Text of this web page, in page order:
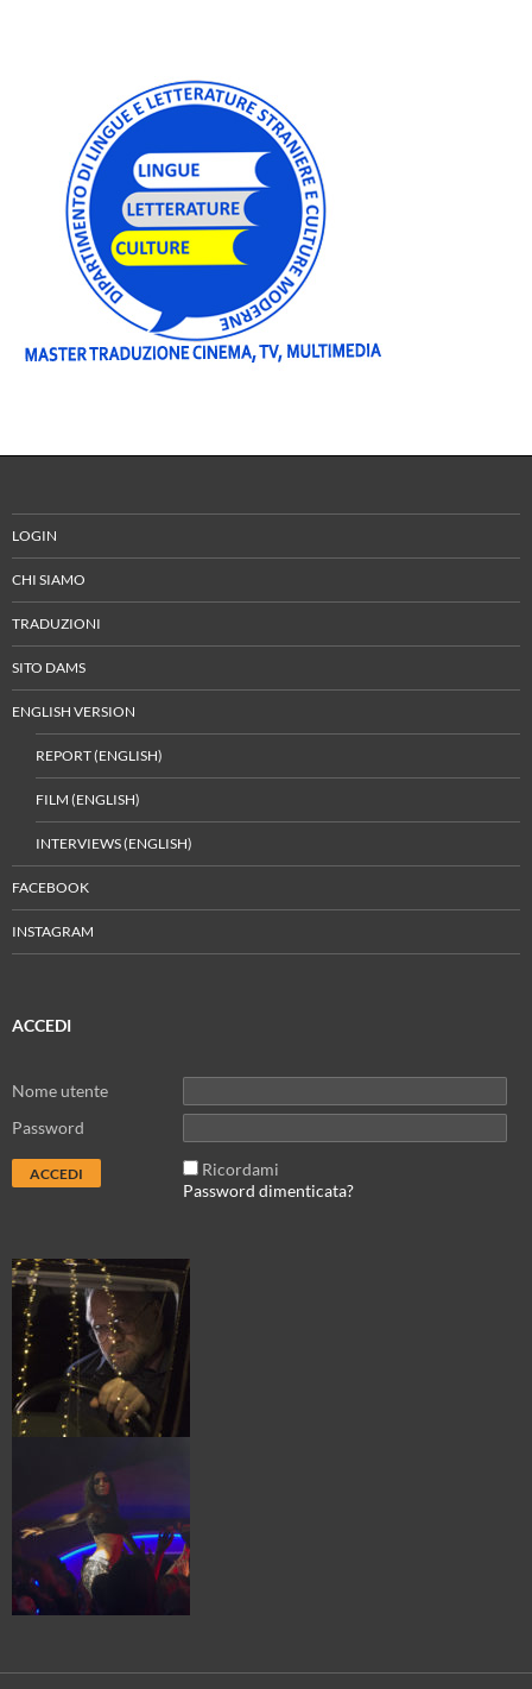
LOGIN
CHI SIAMO
TRADUZIONI
SITO DAMS
ENGLISH VERSION
REPORT (ENGLISH)
FILM (ENGLISH)
INTERVIEWS (ENGLISH)
FACEBOOK
INSTAGRAM
ACCEDI
Nome utente
Password
Ricordami
Password dimenticata?